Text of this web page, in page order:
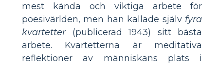
mest kända och viktiga arbete för
poesivärlden, men han kallade själv fyra
kvartetter(publicerad 1943) sitt bästa
arbete. Kvartetterna är meditativa
reflektioner av människans plats i